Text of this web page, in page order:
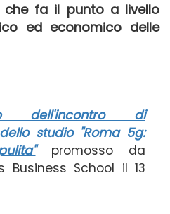
fa il punto a livello
ed economico delle
dell'incontro di
studio "Roma 5g:
promosso da
Business School il 13